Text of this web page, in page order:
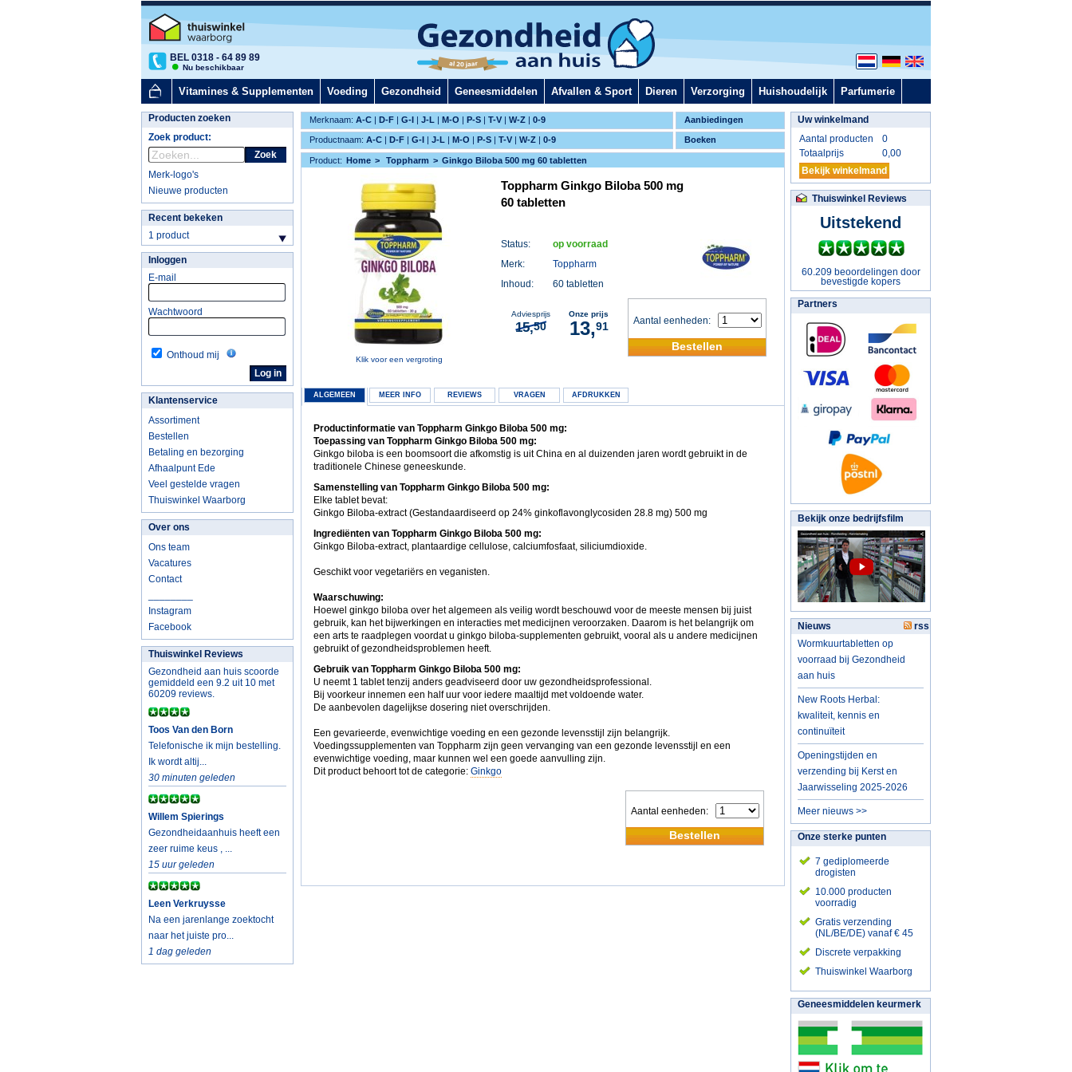
BEL 0318 - 64 89 89
Nu beschikbaar
Vitamines & Supplementen Voeding Gezondheid Geneesmiddelen Afvallen & Sport Dieren Verzorging Huishoudelijk Parfumerie
Aanbiedingen
Merknaam: A-C | D-F | G-I | J-L | M-O | P-S | T-V | W-Z | 0-9
Boeken
Productnaam: A-C | D-F | G-I | J-L | M-O | P-S | T-V | W-Z | 0-9
Producten zoeken
Zoek product:
Zoek
Merk-logo's
Nieuwe producten
Recent bekeken
1 product
Inloggen
E-mail
Wachtwoord
Onthoud mij
Klantenservice
Assortiment
Bestellen
Betaling en bezorging
Afhaalpunt Ede
Veel gestelde vragen
Thuiswinkel Waarborg
Over ons
Ons team
Vacatures
Contact
Instagram
Facebook
Thuiswinkel Reviews
Gezondheid aan huis scoorde
gemiddeld een 9.2 uit 10 met
60209 reviews.
Toos Van den Born
Telefonische ik mijn bestelling.
Ik wordt altij...
30 minuten geleden
Willem Spierings
Gezondheidaanhuis heeft een
zeer ruime keus , ...
15 uur geleden
Leen Verkruysse
Na een jarenlange zoektocht
naar het juiste pro...
1 dag geleden
Product: Home Toppharm Ginkgo Biloba 500 mg 60 tabletten
Klik voor een vergroting
Toppharm Ginkgo Biloba 500 mg
60 tabletten
Status:
op voorraad
Merk:
Toppharm
Inhoud:
60 tabletten
Aantal eenheden:
Bestellen
Adviesprijs
15,50
Onze prijs
13,91
ALGEMEEN MEER INFO REVIEWS VRAGEN AFDRUKKEN
Productinformatie van Toppharm Ginkgo Biloba 500 mg:
Toepassing van Toppharm Ginkgo Biloba 500 mg:
Ginkgo biloba is een boomsoort die afkomstig is uit China en al duizenden jaren wordt gebruikt in de
traditionele Chinese geneeskunde.
Samenstelling van Toppharm Ginkgo Biloba 500 mg:
Elke tablet bevat:
Ginkgo Biloba-extract (Gestandaardiseerd op 24% ginkoflavonglycosiden 28.8 mg) 500 mg
Ingrediënten van Toppharm Ginkgo Biloba 500 mg:
Ginkgo Biloba-extract, plantaardige cellulose, calciumfosfaat, siliciumdioxide.
Geschikt voor vegetariërs en veganisten.
Waarschuwing:
Hoewel ginkgo biloba over het algemeen als veilig wordt beschouwd voor de meeste mensen bij juist
gebruik, kan het bijwerkingen en interacties met medicijnen veroorzaken. Daarom is het belangrijk om
een arts te raadplegen voordat u ginkgo biloba-supplementen gebruikt, vooral als u andere medicijnen
gebruikt of gezondheidsproblemen heeft.
Gebruik van Toppharm Ginkgo Biloba 500 mg:
U neemt 1 tablet tenzij anders geadviseerd door uw gezondheidsprofessional.
Bij voorkeur innemen een half uur voor iedere maaltijd met voldoende water.
De aanbevolen dagelijkse dosering niet overschrijden.
Een gevarieerde, evenwichtige voeding en een gezonde levensstijl zijn belangrijk.
Voedingssupplementen van Toppharm zijn geen vervanging van een gezonde levensstijl en een
evenwichtige voeding, maar kunnen wel een goede aanvulling zijn.
Dit product behoort tot de categorie: Ginkgo
Aantal eenheden:
Bestellen
Uw winkelmand
Aantal producten
0
Totaalprijs
0,00
Bekijk winkelmand
Thuiswinkel Reviews
Uitstekend
60.209 beoordelingen door
bevestigde kopers
Partners
Bekijk onze bedrijfsfilm
Nieuws
rss
Wormkuurtabletten op
voorraad bij Gezondheid
aan huis
New Roots Herbal:
kwaliteit, kennis en
continuïteit
Openingstijden en
verzending bij Kerst en
Jaarwisseling 2025-2026
Meer nieuws >>
Onze sterke punten
7 gediplomeerde
drogisten
10.000 producten
voorradig
Gratis verzending
(NL/BE/DE) vanaf € 45
Discrete verpakking
Thuiswinkel Waarborg
Geneesmiddelen keurmerk